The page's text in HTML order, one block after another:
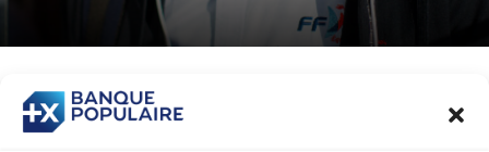
CONTENU
Beach, sur le plan d'eau des
Jeux Olympiques 2028